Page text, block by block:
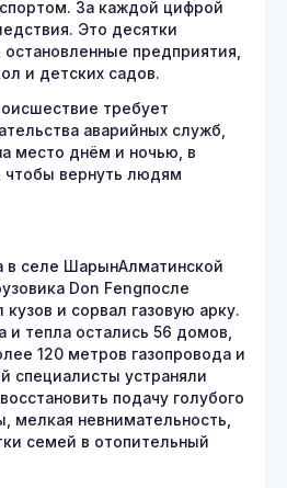
За каждой цифрой
Это десятки
предприятия,
и детских садов.
требует
аварийных служб,
место днём и ночью, в
чтобы вернуть людям
в селе ШарынАлматинской
Don Fengпосле
кузов и сорвал газовую арку.
и тепла остались 56 домов,
120 метров газопровода и
специалисты устраняли
подачу голубого
мелкая невнимательность,
семей в отопительный